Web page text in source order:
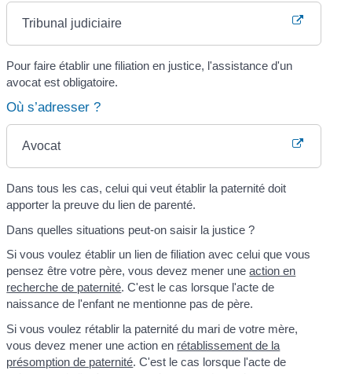
Tribunal judiciaire
Pour faire établir une filiation en justice, l'assistance d'un
avocat est obligatoire.
Où s’adresser ?
Avocat
Dans tous les cas, celui qui veut établir la paternité doit
apporter la preuve du lien de parenté.
Dans quelles situations peut-on saisir la justice ?
Si vous voulez établir un lien de filiation avec celui que vous
pensez être votre père, vous devez mener uneaction en
recherche de paternité. C'est le cas lorsque l'acte de
naissance de l'enfant ne mentionne pas de père.
Si vous voulez rétablir la paternité du mari de votre mère,
vous devez mener une action en rétablissement de la
présomption de paternité. C'est le cas lorsque l'acte de